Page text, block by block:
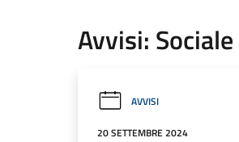
Avvisi: Sociale
AVVISI
20 SETTEMBRE 2024